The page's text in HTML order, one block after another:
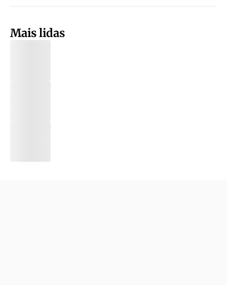
Mais lidas